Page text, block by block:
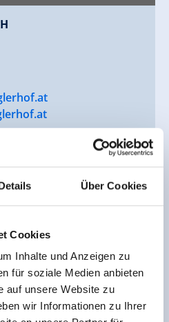
Über Cookies
Cookies
Inhalte und Anzeigen zu
für soziale Medien anbieten
auf unsere Website zu
wir Informationen zu Ihrer